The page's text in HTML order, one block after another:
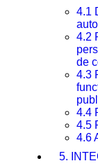
4.1
4.2
de
4.3
4.4
4.5
4.6
5.